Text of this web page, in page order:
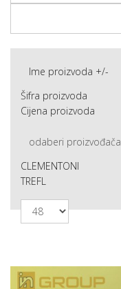
Ime proizvoda +/-
Šifra proizvoda
Cijena proizvoda
odaberi proizvođača
CLEMENTONI
TREFL